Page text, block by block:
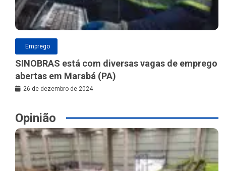
Emprego
SINOBRAS está com diversas vagas de emprego
abertas em Marabá (PA)
26 de dezembro de 2024
Opinião